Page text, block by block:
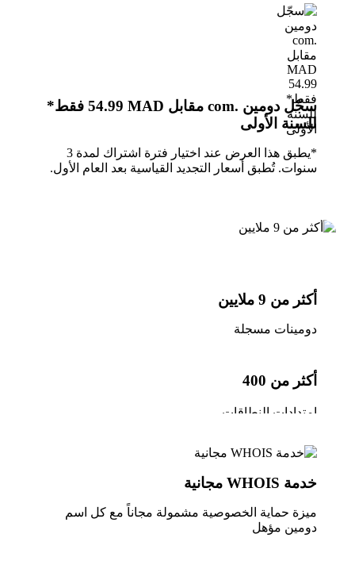
سجّل دومين .com مقابل
MAD ⁦54.99⁩ فقط*
للسنة الأولى
*يطبق هذا العرض عند اختيار فترة اشتراك لمدة 3
سنوات. تُطبق أسعار التجديد القياسية بعد العام الأول.
أكثر من 9 ملايين
دومينات مسجلة
أكثر من 400
امتدادات النطاقات
خدمة WHOIS مجانية
ميزة حماية الخصوصية مشمولة مجاناً مع كل اسم
دومين مؤهل